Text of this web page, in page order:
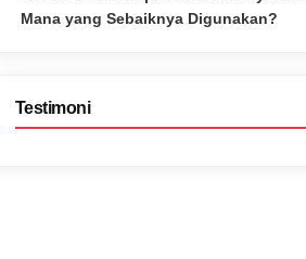
Mana yang Sebaiknya Digunakan?
Testimoni